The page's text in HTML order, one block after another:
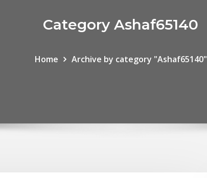
Category Ashaf65140
Home Archive by category "Ashaf65140"